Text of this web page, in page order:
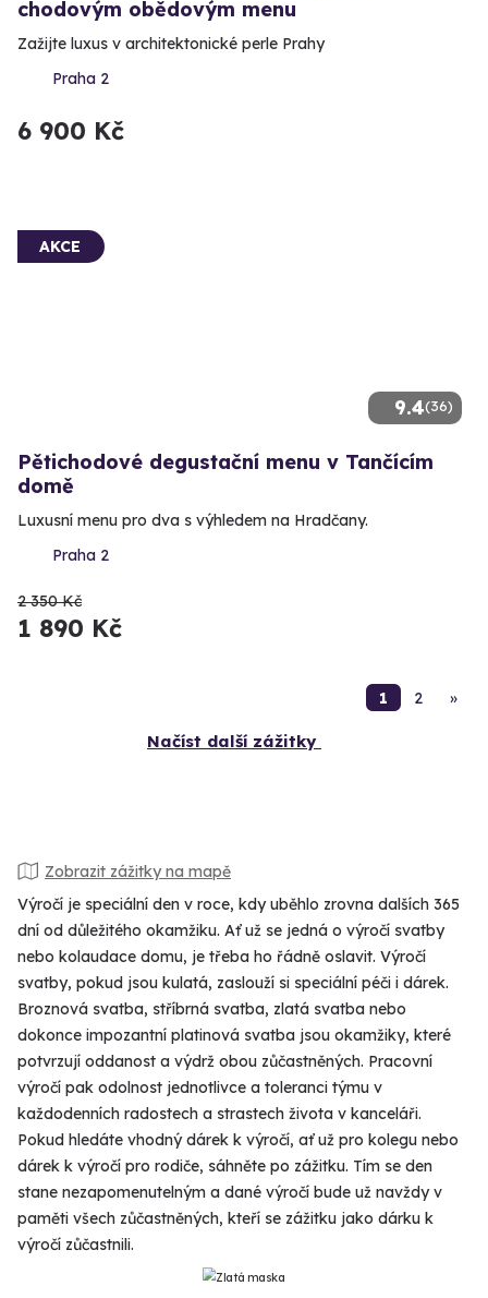
chodovým obědovým menu
Zažijte luxus v architektonické perle Prahy
Praha 2
6 900 Kč
9.4(36)
AKCE
Pětichodové degustační menu v Tančícím
domě
Luxusní menu pro dva s výhledem na Hradčany.
Praha 2
2 350 Kč
1 890 Kč
1 2 »
Načíst další zážitky
Zobrazit zážitky na mapě
Výročí je speciální den v roce, kdy uběhlo zrovna dalších 365
dní od důležitého okamžiku. Ať už se jedná o výročí svatby
nebo kolaudace domu, je třeba ho řádně oslavit. Výročí
svatby, pokud jsou kulatá, zaslouží si speciální péči i dárek.
Broznová svatba, stříbrná svatba, zlatá svatba nebo
dokonce impozantní platinová svatba jsou okamžiky, které
potvrzují oddanost a výdrž obou zůčastněných. Pracovní
výročí pak odolnost jednotlivce a toleranci týmu v
každodenních radostech a strastech života v kanceláři.
Pokud hledáte vhodný dárek k výročí, ať už pro kolegu nebo
dárek k výročí pro rodiče, sáhněte po zážitku. Tím se den
stane nezapomenutelným a dané výročí bude už navždy v
paměti všech zůčastněných, kteří se zážitku jako dárku k
výročí zůčastnili.